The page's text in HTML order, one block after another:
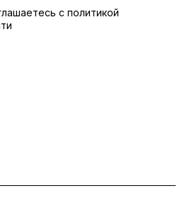
с политикой